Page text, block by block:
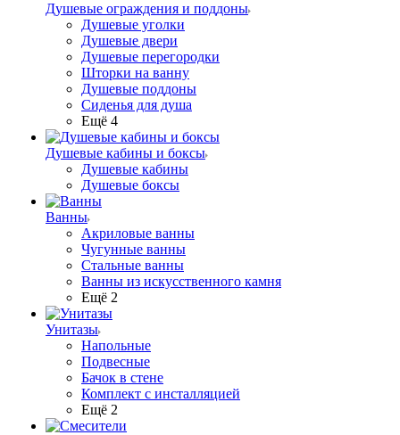
Душевые ограждения и поддоны
Душевые уголки
Душевые двери
Душевые перегородки
Шторки на ванну
Душевые поддоны
Сиденья для душа
Ещё 4
Душевые кабины и боксы
Душевые кабины
Душевые боксы
Ванны
Акриловые ванны
Чугунные ванны
Стальные ванны
Ванны из искусственного камня
Ещё 2
Унитазы
Напольные
Подвесные
Бачок в стене
Комплект с инсталляцией
Ещё 2